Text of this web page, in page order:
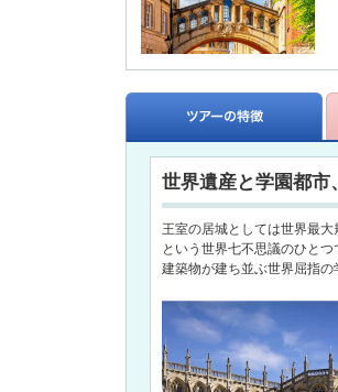
世界遺産と学園都市
王室の居城としては世界最
という世界七不思議のひと
建築物が建ち並ぶ世界屈指の